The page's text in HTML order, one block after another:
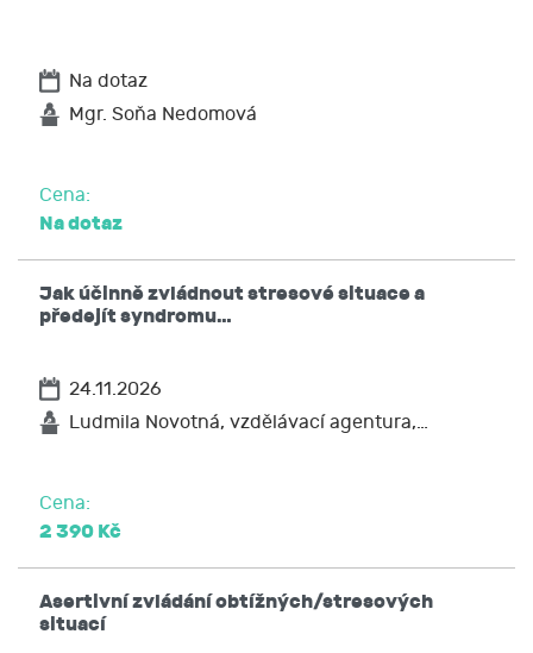
Na dotaz
Mgr. Soňa Nedomová
Cena:
Na dotaz
Jak účinně zvládnout stresové situace a
předejít syndromu…
24.11.2026
Ludmila Novotná, vzdělávací agentura,…
Cena:
2 390 Kč
Asertivní zvládání obtížných/stresových
situací